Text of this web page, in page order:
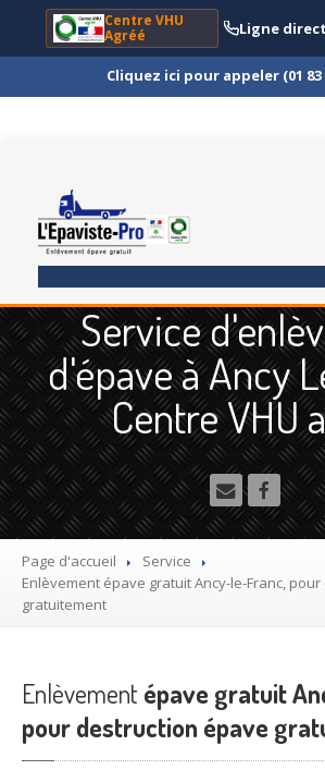
Centre VHU
Agréé
Ligne
Cliquez ici pour appeler (01 83
ENLÈVEMENTÉPAVE
Quoi ?
Scooteret Moto
Camion
et Poids Lourd
Utilitaire
Démolisseuragrée VHU gratuit
Mettre
Recyclagevoiture usagée gratuit
Destructionde voiture agréé
Service
d'épave à Ancy
Centre VHU
Page d'accueil
Service
Enlèvement épave gratuit Ancy-le-Franc,
gratuitement
Enlèvement épave gratuit
pour destruction épave